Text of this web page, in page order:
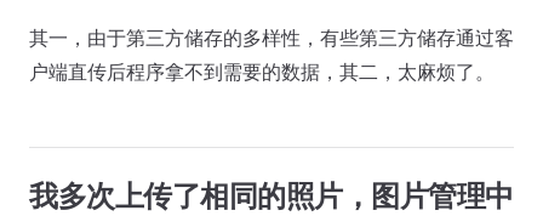
其一，由于第三方储存的多样性，有些第三方储存通过客
户端直传后程序拿不到需要的数据，其二，太麻烦了。
我多次上传了相同的照片，图片管理中